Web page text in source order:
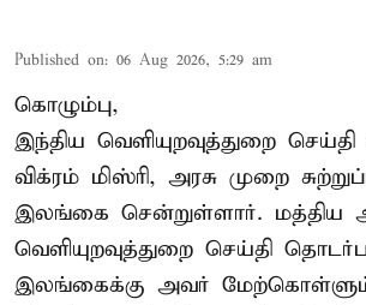
Published on: 06 Aug 2026, 5:29 am
கொழும்பு,
இந்திய வெளியுறவுத்துறை
விக்ரம் மிஸ்ரி, அரசு முறை
இலங்கை சென்றுள்ளார். மத்திய
வெளியுறவுத்துறை செய்தி
இலங்கைக்கு அவர்